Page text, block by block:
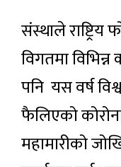
संस्थाले राष्ट्रिय
विगतमा
पनि यस वर्ष
फैलिएको
महामारीको